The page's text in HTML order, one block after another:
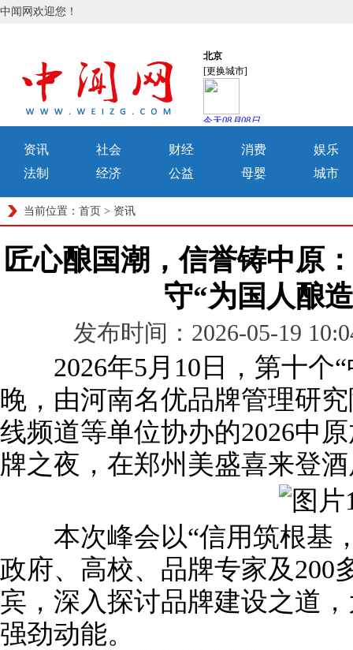
中闻网欢迎您！
资讯 社会 财经 消费
娱乐
法制
经济 公益 母婴 城市
当前位置： 首页 > 资讯
匠心酿国潮，信誉铸中原
守“为国人酿
发布时间：2026-05-19
2026年5月10日，第十个“
晚，由河南名优品牌管理研
线频道等单位协办的2026中
牌之夜，在郑州美盛喜来登
本次峰会以“信用筑根基
政府、高校、品牌专家及200
宾，深入探讨品牌建设之道
强劲动能。